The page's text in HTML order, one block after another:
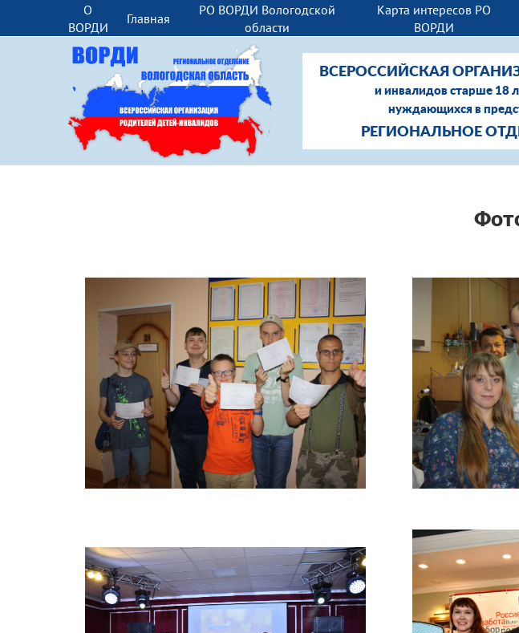
О
ВОРДИ
Главная
РО ВОРДИ Вологодской
области
Карта интересов РО
ВОРДИ
ВСЕРОССИЙСКАЯ
и инвалидов старше 18
нуждающихся в
РЕГИОНАЛЬНОЕ